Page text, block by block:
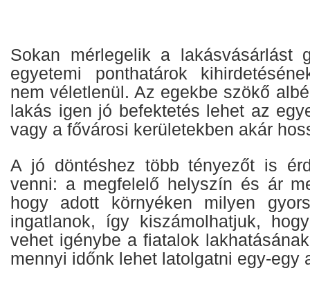
Sokan mérlegelik a lakásvásárlást
egyetemi ponthatárok
nem véletlenül. Az egekbe szökő
lakás igen jó befektetés lehet az
vagy a fővárosi kerületekben akár
A jó döntéshez több tényezőt is
venni: a megfelelő helyszín és ár
hogy adott környéken milyen
ingatlanok, így kiszámolhatjuk,
vehet igénybe a fiatalok
mennyi időnk lehet latolgatni egy-egy